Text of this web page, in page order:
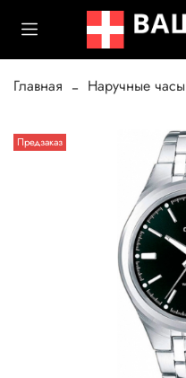
Главная Наручные часы
Предзаказ